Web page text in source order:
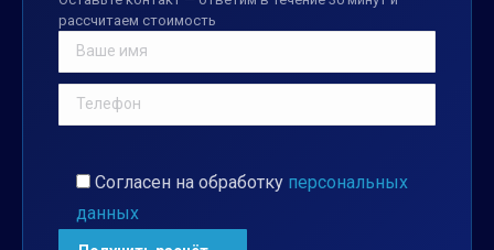
рассчитаем стоимость
Согласен на обработку персональных
данных